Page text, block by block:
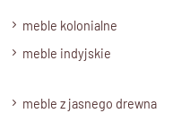
Stan produktu
meble kolonialne
meble indyjskie
meble z jasnego drewna